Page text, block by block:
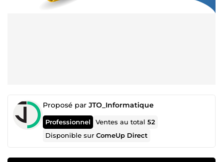
Proposé par JTO_Informatique
Professionnel Ventes au total52
Disponible surComeUp Direct